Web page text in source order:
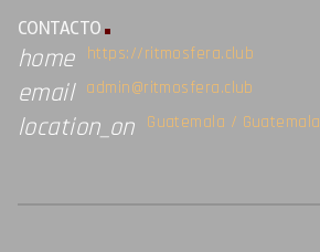
CONTACTO
home https://ritmosfera.club
email admin@ritmosfera.club
location_on Guatemala / Guatemala